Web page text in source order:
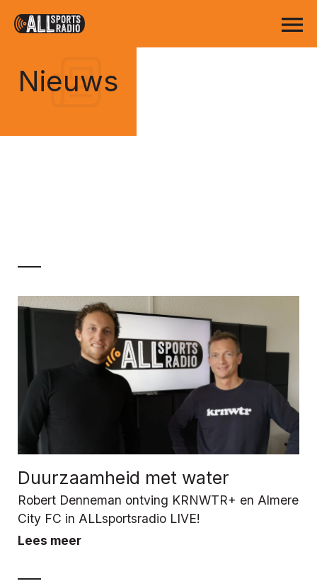
Nieuws
Duurzaamheid met water
Robert Denneman ontving KRNWTR+ en Almere
City FC in ALLsportsradio LIVE!
Lees meer